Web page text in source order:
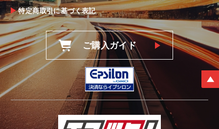
特定商取引に基づく表記
ご購入ガイド